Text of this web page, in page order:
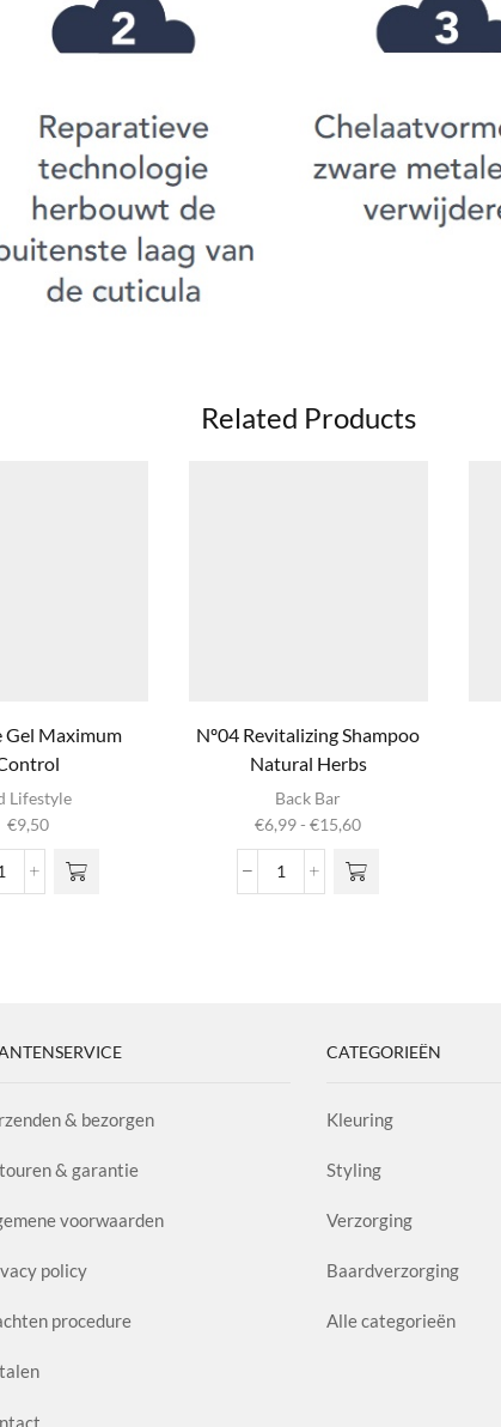
Related Products
Gel Maximum
Lifestyle
€9,50
Extreme
Nº04 Revitalizing Shampoo
Natural Herbs
Back Bar
€6,99 - €15,60Prijsklasse:
tot
Nº04
heeft
meerdere
optie kan
& bezorgen
& garantie
voorwaarden
policy
procedure
CATEGORIEËN
Kleuring
Styling
Verzorging
Baardverzorging
Alle categorieën